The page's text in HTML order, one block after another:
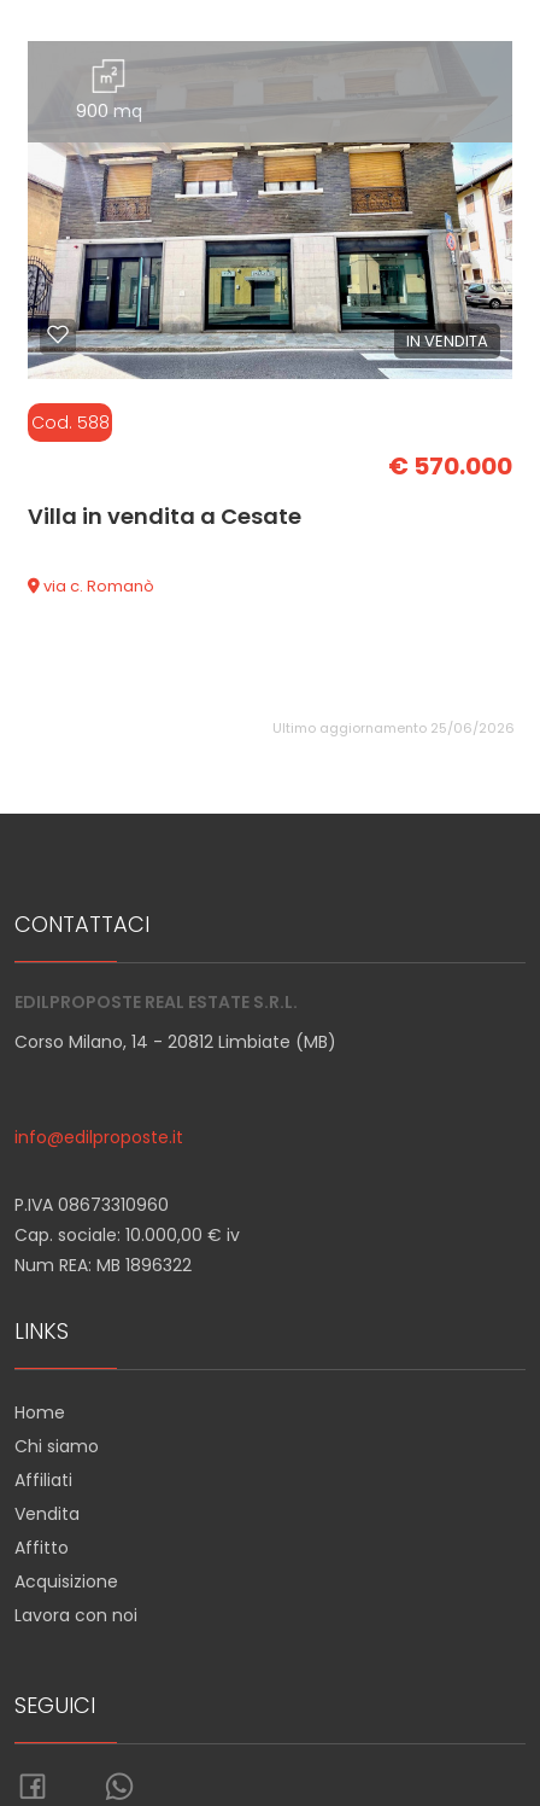
900 mq
IN VENDITA
Cod. 588
€ 570.000
Villa in vendita a Cesate
via c. Romanò
Ultimo aggiornamento 25/06/2026
CONTATTACI
EDILPROPOSTE REAL ESTATE S.R.L.
Corso Milano, 14 - 20812 Limbiate (MB)
info@edilproposte.it
P.IVA 08673310960
Cap. sociale: 10.000,00 € iv
Num REA: MB 1896322
LINKS
Home
Chi siamo
Affiliati
Vendita
Affitto
Acquisizione
Lavora con noi
SEGUICI